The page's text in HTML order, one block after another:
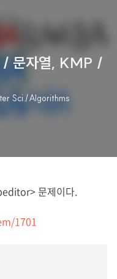
문자열, KMP /
Sci./Algorithms
문제이다.
1701